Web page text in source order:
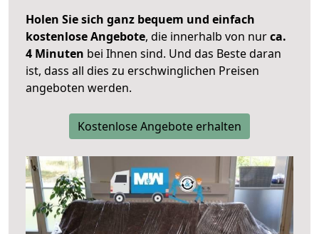
Holen Sie sich ganz bequem und einfach
kostenlose Angebote, die innerhalb von nurca.
4 Minuten bei Ihnen sind. Und das Beste daran
ist, dass all dies zu erschwinglichen Preisen
angeboten werden.
Kostenlose Angebote erhalten